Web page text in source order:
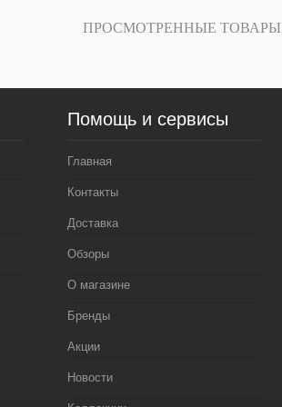
ПРОСМОТРЕННЫЕ ТОВАРЫ
Помощь и сервисы
Главная
Контакты
Доставка
Обзоры
О магазине
Бренды
Акции
Новости